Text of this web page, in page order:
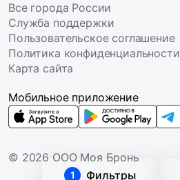
1 Фильтры
Все города России
Служба поддержки
Пользовательское соглашение
Политика конфиденциальности
Карта сайта
© 2026 ООО Моя Бронь
Мобильное приложение